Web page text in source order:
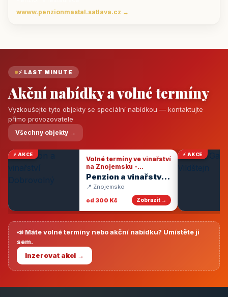
wwww.penzionmastal.satlava.cz →
⚡ LAST MINUTE
Akční nabídky a volné termíny
Vyzkoušejte tyto objekty se speciální nabídkou — kontaktujte
přímo provozovatele
Všechny objekty →
⚡ AKCE
Volné termíny ve vinařství
na Znojemsku -
degustace vín
Penzion a vinařství
Dobrovolný
📍 Znojemsko
od 300 Kč
Zobrazit →
⚡ AKCE
📣 Máte volné termíny nebo akční nabídku? Umístěte ji
sem.
Inzerovat akci →